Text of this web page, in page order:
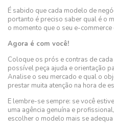
É sabido que cada modelo de
portanto é preciso saber qual é o
o momento que o seu e-
Agora é com você!
Coloque os prós e contras de
possível peça ajuda e orientação
Analise o seu mercado e qual o
prestar muita atenção na hora de
E lembre-se sempre: se você
uma agência genuína e
escolher o modelo mais se